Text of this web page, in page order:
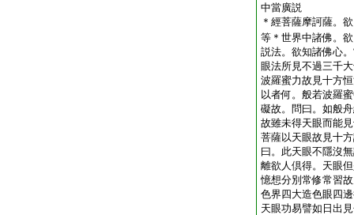
中當廣説
＊ 經菩薩摩訶薩。
等＊世界中諸佛。
説法。欲知諸佛心
眼法所見不過三千
波羅蜜力故見十方
以者何。般若波羅
礙故。問曰。如般
故雖未得天眼而能
菩薩以天眼故見十
曰。此天眼不隱沒
離欲人倶得。天眼
憶想分別常修常習
色界四大造色眼四
天眼功易譬如日出